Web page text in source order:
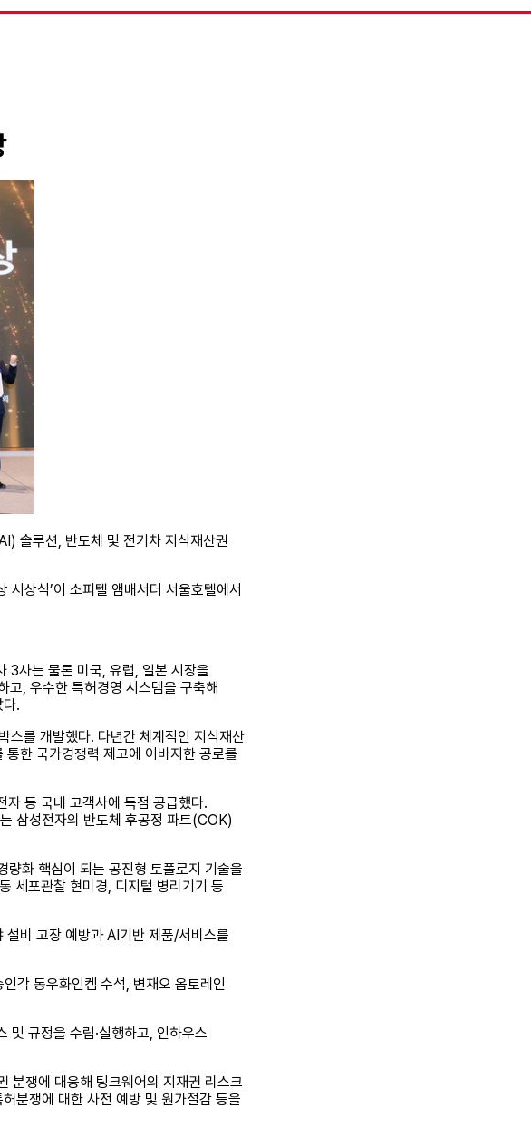
솔루션, 반도체 및 전기차 지식재산권
상식’이 소피텔 앰배서더 서울호텔에서
3사는 물론 미국, 유럽, 일본 시장을
, 우수한 특허경영 시스템을 구축해
.
스를 개발했다. 다년간 체계적인 지식재산
한 국가경쟁력 제고에 이바지한 공로를
등 국내 고객사에 독점 공급했다.
삼성전자의 반도체 후공정 파트(COK)
량화 핵심이 되는 공진형 토폴로지 기술을
세포관찰 현미경, 디지털 병리기기 등
비 고장 예방과 AI기반 제품/서비스를
각 동우화인켐 수석, 변재오 옵토레인
및 규정을 수립·실행하고, 인하우스
분쟁에 대응해 팅크웨어의 지재권 리스크
분쟁에 대한 사전 예방 및 원가절감 등을